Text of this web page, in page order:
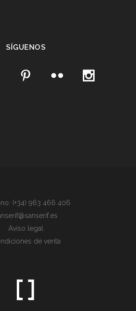
SÍGUENOS
(+34) 963 466 406
Aviso legal
de venta